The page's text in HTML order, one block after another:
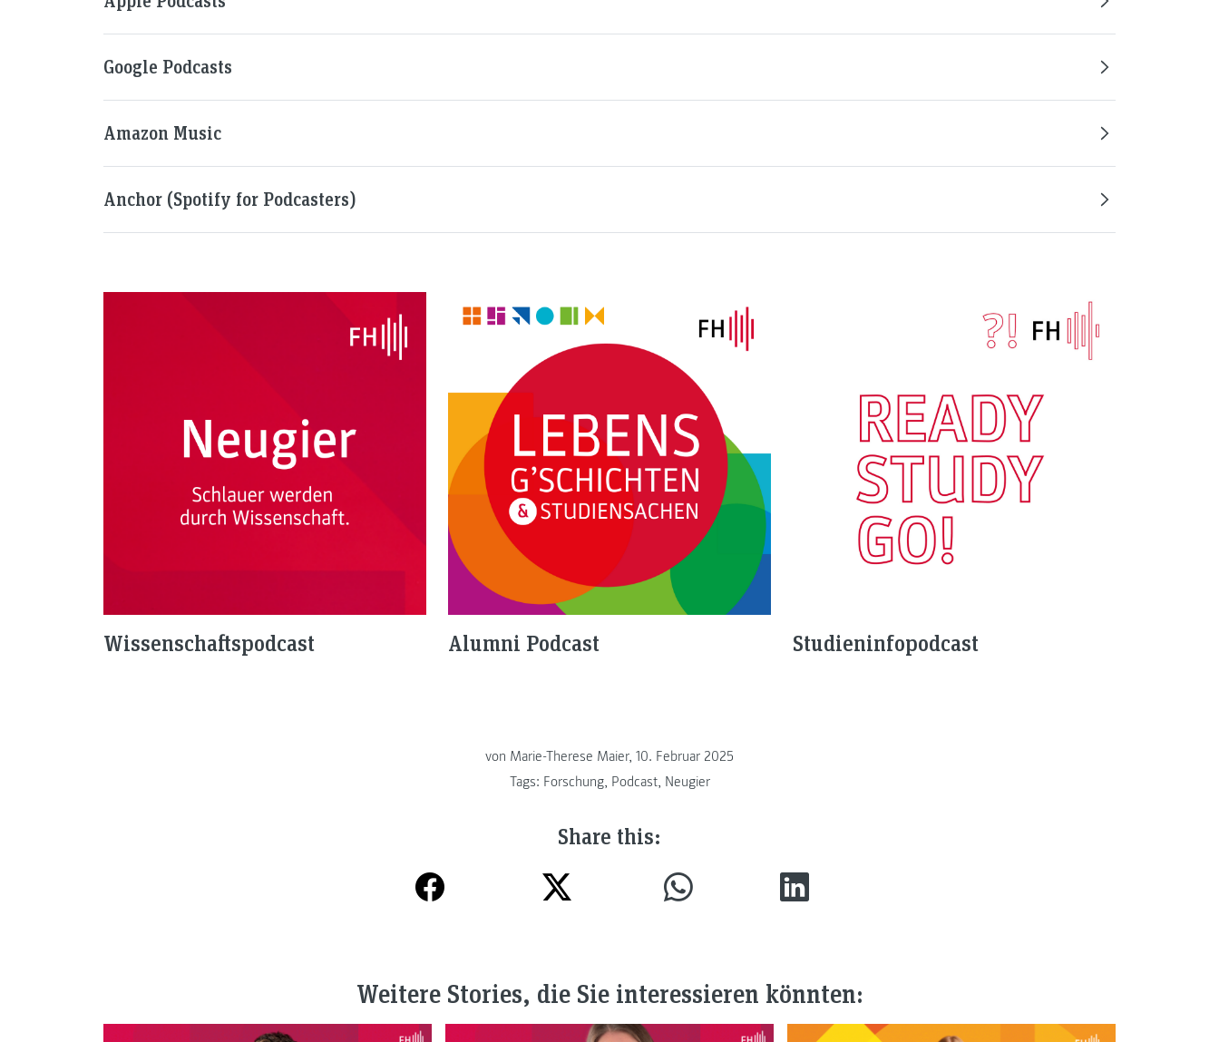
Google Podcasts
Amazon Music
Anchor (Spotify for Podcasters)
Wissenschaftspodcast Alumni Podcast Studieninfopodcast
von Marie-Therese Maier, 10. Februar 2025
Tags: Forschung, Podcast, Neugier
Share this:
Weitere Stories, die Sie interessieren könnten: